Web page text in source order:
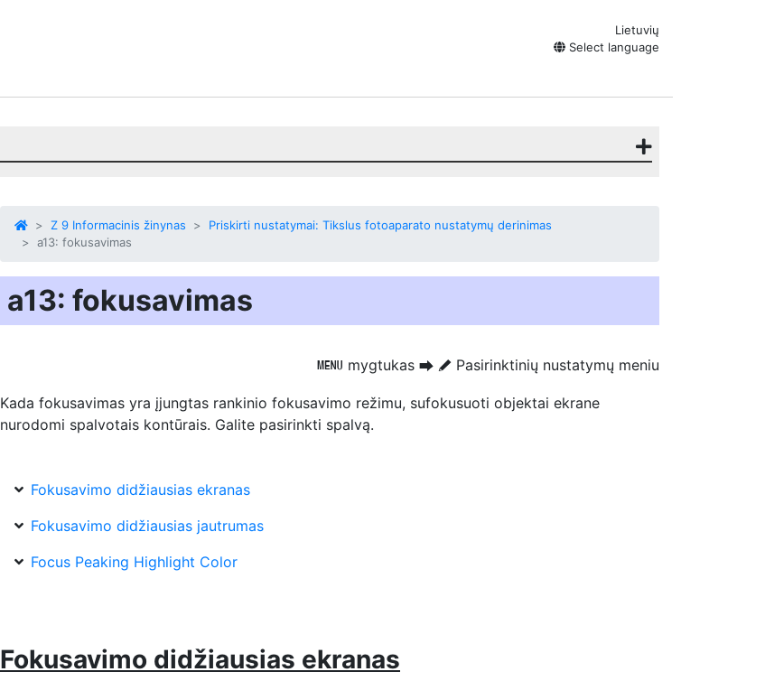
Lietuvių
Select language
Z 9 Informacinis žinynas
Priskirti nustatymai: Tikslus fotoaparato nustatymų derinimas
a13: fokusavimas
a13: fokusavimas
G mygtukas U A Pasirinktinių nustatymų meniu
Kada fokusavimas yra įjungtas rankinio fokusavimo režimu, sufokusuoti objektai ekrane
nurodomi spalvotais kontūrais. Galite pasirinkti spalvą.
Fokusavimo didžiausias ekranas
Fokusavimo didžiausias jautrumas
Focus Peaking Highlight Color
Fokusavimo didžiausias ekranas